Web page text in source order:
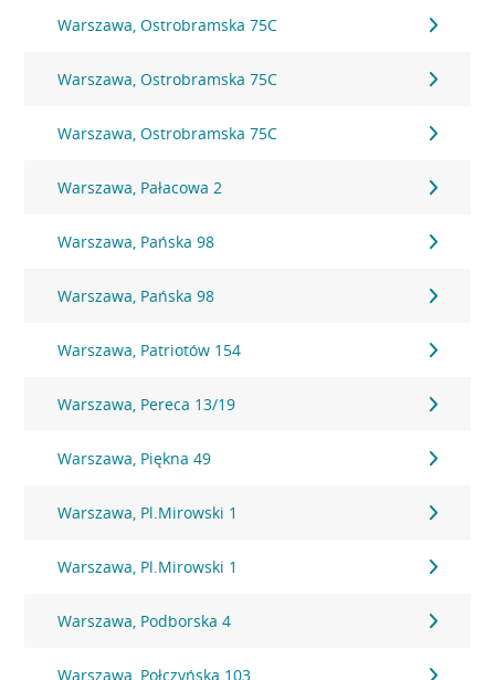
Warszawa, Ostrobramska 75C
Warszawa, Ostrobramska 75C
Warszawa, Ostrobramska 75C
Warszawa, Pałacowa 2
Warszawa, Pańska 98
Warszawa, Pańska 98
Warszawa, Patriotów 154
Warszawa, Pereca 13/19
Warszawa, Piękna 49
Warszawa, Pl.Mirowski 1
Warszawa, Pl.Mirowski 1
Warszawa, Podborska 4
Warszawa, Połczyńska 103